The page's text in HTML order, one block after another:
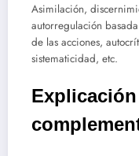
Asimilación,
autorregulación
de las acciones,
sistematicidad, etc.